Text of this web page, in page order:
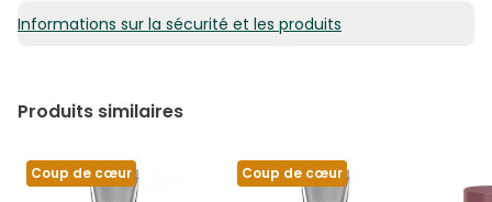
TOCOTRIENOLS, TOCOPHEROL, ELAEIS GUINEENSIS OIL,
HYDROXYMETHOXYPHENYL DECANONE
117,45€ / 100 ml
Informations sur la sécurité et les produits
Produits similaires
Coup de cœur Coup de cœur